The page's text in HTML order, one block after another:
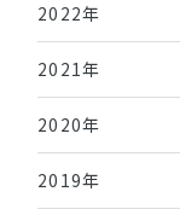
2022年
2021年
2020年
2019年